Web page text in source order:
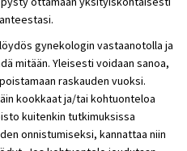
gynekologin vastaanotolla ja
mitään. Yleisesti voidaan sanoa,
raskauden vuoksi.
kookkaat ja/tai kohtuonteloa
kuitenkin tutkimuksissa
onnistumiseksi, kannattaa niin